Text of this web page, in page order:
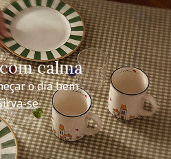
calma
o dia bem
se